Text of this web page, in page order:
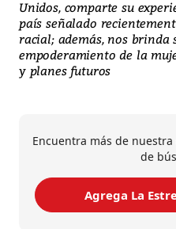
Unidos, comparte su
país señalado
racial; además, nos brinda
empoderamiento de la
y planes futuros
Encuentra más de
de
Agrega La